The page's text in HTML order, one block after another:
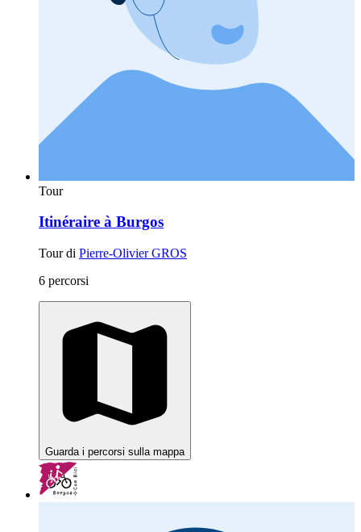
Tour
Itinéraire à Burgos
Tour di Pierre-Olivier GROS
6 percorsi
Guarda i percorsi sulla mappa